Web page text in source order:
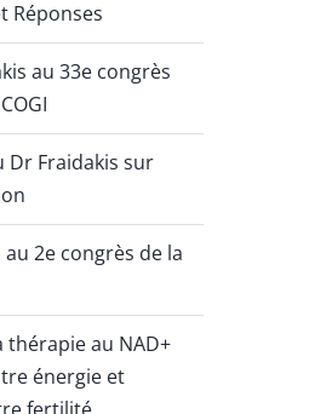
Réponses
au 33e congrès
Dr Fraidakis sur
2e congrès de la
thérapie au NAD+
énergie et